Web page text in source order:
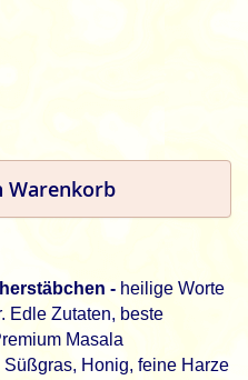
Warenkorb
- heilige Worte
Edle Zutaten, beste
Masala
Honig, feine Harze